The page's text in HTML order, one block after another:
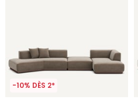
-10% DÈS 2*